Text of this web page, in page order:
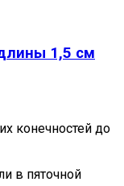
1,5 см
конечностей до
в пяточной